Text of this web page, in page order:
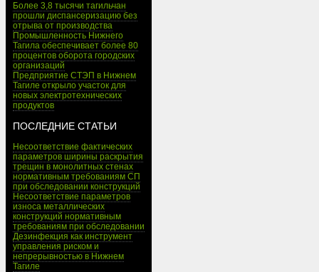
Более 3,8 тысячи тагильчан
прошли диспансеризацию без
отрыва от производства
Промышленность Нижнего
Тагила обеспечивает более 80
процентов оборота городских
организаций
Предприятие СТЭП в Нижнем
Тагиле открыло участок для
новых электротехнических
продуктов
ПОСЛЕДНИЕ СТАТЬИ
Несоответствие фактических
параметров ширины раскрытия
трещин в монолитных стенах
нормативным требованиям СП
при обследовании конструкций
Несоответствие параметров
износа металлических
конструкций нормативным
требованиям при обследовании
Дезинфекция как инструмент
управления риском и
непрерывностью в Нижнем
Тагиле